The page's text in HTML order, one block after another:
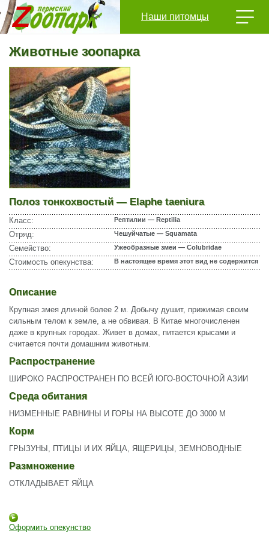
Наши питомцы
Животные зоопарка
Полоз тонкохвостый — Elaphe taeniura
Класс: Рептилии — Reptilia
Отряд: Чешуйчатые — Squamata
Семейство: Ужеобразные змеи — Colubridae
Стоимость опекунства: В настоящее время этот вид не содержится
Описание
Крупная змея длиной более 2 м. Добычу душит, прижимая своим
сильным телом к земле, а не обвивая. В Китае многочисленен
даже в крупных городах. Живет в домах, питается крысами и
считается почти домашним животным.
Распространение
ШИРОКО РАСПРОСТРАНЕН ПО ВСЕЙ ЮГО-ВОСТОЧНОЙ АЗИИ
Среда обитания
НИЗМЕННЫЕ РАВНИНЫ И ГОРЫ НА ВЫСОТЕ ДО 3000 М
Корм
ГРЫЗУНЫ, ПТИЦЫ И ИХ ЯЙЦА, ЯЩЕРИЦЫ, ЗЕМНОВОДНЫЕ
Размножение
ОТКЛАДЫВАЕТ ЯЙЦА
Оформить опекунство